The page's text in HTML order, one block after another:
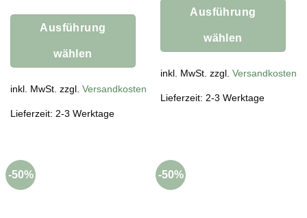
war:
28,50 €
ist:
14,25 €.
Ausführung
wählen
Produkt
mehrere
Die
Optionen
können
inkl. MwSt. zzgl. Versandkosten
Lieferzeit: 2-3 Werktage
28,00 €14,00 €.
Ausführung
wählen
Produkt
mehrere
Optionen
können
auf
inkl. MwSt. zzgl. Versandkosten
Lieferzeit: 2-3 Werktage
-50% -50%